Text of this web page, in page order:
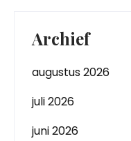
Archief
augustus 2026
juli 2026
juni 2026